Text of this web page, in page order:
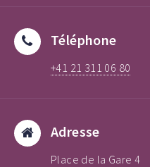
Téléphone
+41 21 311 06 80
Adresse
Place de la Gare 4